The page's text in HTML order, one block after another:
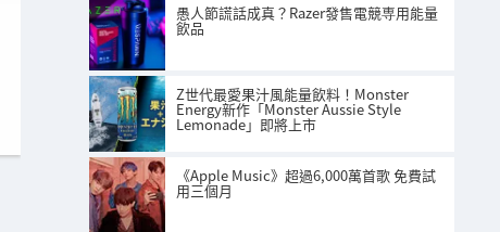
愚人節謊話成真？Razer發售電競専用能量
飲品
Z世代最愛果汁風能量飲料！Monster
Energy新作「Monster Aussie Style
Lemonade」即將上市
《Apple Music》超過6,000萬首歌 免費試
用三個月